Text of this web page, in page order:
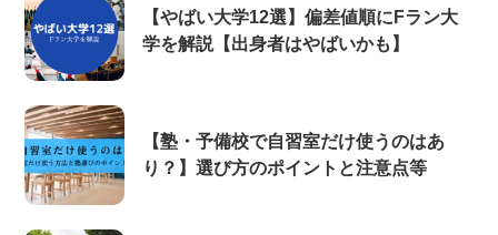
【やばい大学12選】偏差値順にFラン大
学を解説【出身者はやばいかも】
【塾・予備校で自習室だけ使うのはあ
り？】選び方のポイントと注意点等